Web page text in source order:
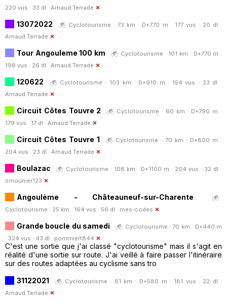
220 vus · 33 dl · Arnaud.Terrade
13072022
Cyclotourisme · 73 km · D+770 m · 177 vus · 20 dl ·
Arnaud.Terrade
Tour Angouleme 100 km
Cyclotourisme · 101 km · D+770 m ·
198 vus · 26 dl · Arnaud.Terrade
120622
Cyclotourisme · 103 km · D+910 m · 154 vus · 23 dl ·
Arnaud.Terrade
Circuit Côtes Touvre 2
Cyclotourisme · 60 km · D+790 m ·
179 vus · 17 dl · Arnaud.Terrade
Circuit Côtes Touvre 1
Cyclotourisme · 70 km · D+800 m ·
204 vus · 23 dl · Arnaud.Terrade
Boulazac
Cyclotourisme · 108 km · D+1100 m · 204 vus · 32 dl ·
smounier123
Angoulème - Châteauneuf-sur-Charente
Cyclotourisme · 25 km · 164 vus · 56 dl · mes-codes
Grande boucle du samedi
Cyclotourisme · 70 km · D+440 m
· 324 vus · 43 dl · pommiert844
C'est une sortie que j'ai classé "cyclotourisme" mais il s'agit en
réalité d'une sortie sur route. J'ai veillé à faire passer l'itinéraire
sur des routes adaptées au cyclisme sans tro
31122021
Cyclotourisme · 61 km · D+580 m · 181 vus · 22 dl ·
Arnaud.Terrade